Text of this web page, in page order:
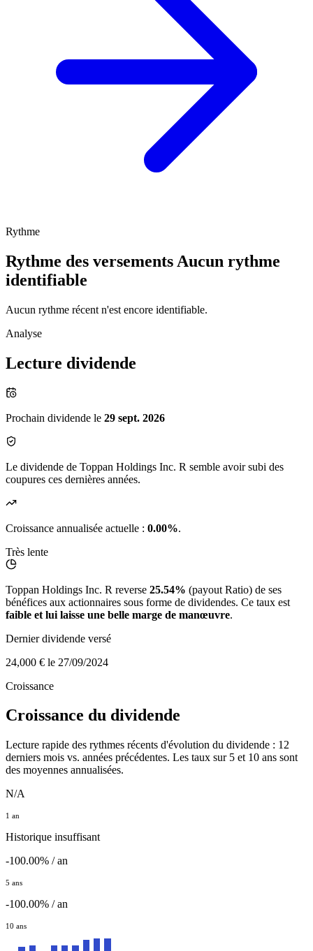
Rythme
Rythme des versements Aucun rythme
identifiable
Aucun rythme récent n'est encore identifiable.
Analyse
Lecture dividende
Prochain dividende le 29 sept. 2026
Le dividende de Toppan Holdings Inc. R semble avoir subi des
coupures ces dernières années.
Croissance annualisée actuelle : 0.00%.
Très lente
Toppan Holdings Inc. R reverse 25.54% (payout Ratio) de ses
bénéfices aux actionnaires sous forme de dividendes. Ce taux est
faible et lui laisse une belle marge de manœuvre.
Dernier dividende versé
24,000 € le 27/09/2024
Croissance
Croissance du dividende
Lecture rapide des rythmes récents d'évolution du dividende : 12
derniers mois vs. années précédentes. Les taux sur 5 et 10 ans sont
des moyennes annualisées.
N/A
1 an
Historique insuffisant
-100.00% / an
5 ans
-100.00% / an
10 ans